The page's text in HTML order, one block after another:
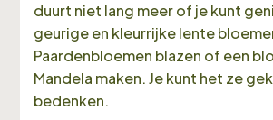
duurt niet lang meer of je kunt
geurige en kleurrijke lente
Paardenbloemen blazen of een
Mandela maken. Je kunt het ze
bedenken.